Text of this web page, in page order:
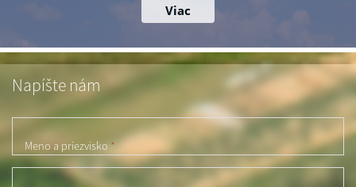
Napíšte nám
Meno a priezvisko*